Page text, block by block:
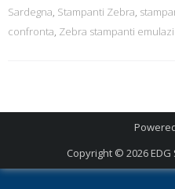
Sardegna, Stampanti Zebra,
confronta, Zebra stampanti
Copyright © 2026EDG